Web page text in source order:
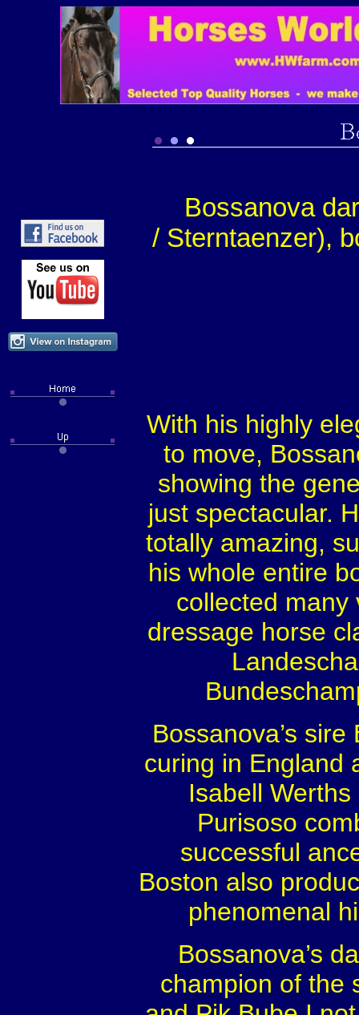
Bossanova
/ Sterntaenzer),
With his highly
to move,
showing the
just spectacular.
totally amazing,
his whole entire
collected many
dressage horse
Bossanova’s
curing in England
Isabell
Purisoso
successful
Boston also
phenomenal
Bossanova’s
champion of the